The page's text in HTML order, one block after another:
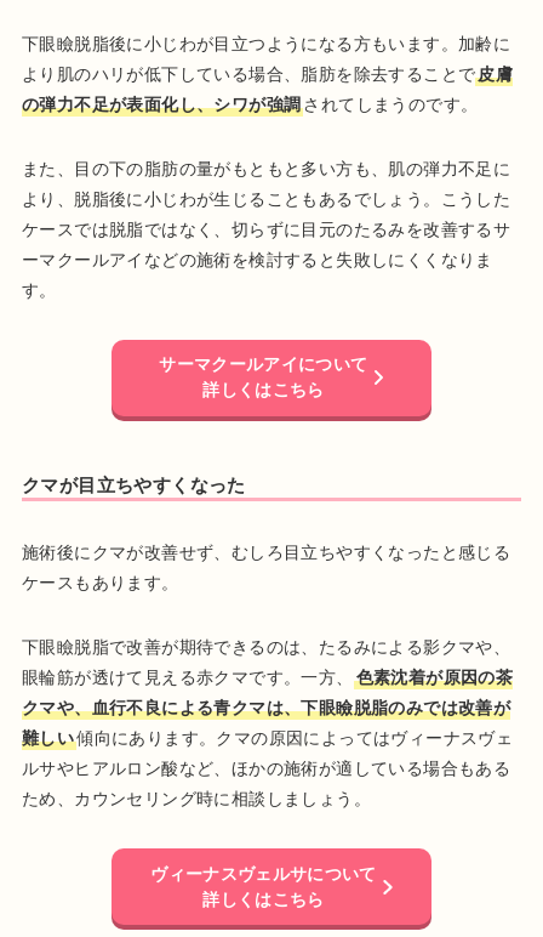
下眼瞼脱脂後に小じわが目立つようになる方もいます。加齢に
より肌のハリが低下している場合、脂肪を除去することで皮膚
の弾力不足が表面化し、シワが強調されてしまうのです。
また、目の下の脂肪の量がもともと多い方も、肌の弾力不足に
より、脱脂後に小じわが生じることもあるでしょう。こうした
ケースでは脱脂ではなく、切らずに目元のたるみを改善するサ
ーマクールアイなどの施術を検討すると失敗しにくくなりま
す。
サーマクールアイについて
詳しくはこちら
クマが目立ちやすくなった
施術後にクマが改善せず、むしろ目立ちやすくなったと感じる
ケースもあります。
下眼瞼脱脂で改善が期待できるのは、たるみによる影クマや、
眼輪筋が透けて見える赤クマです。一方、
色素沈着が原因の茶
クマや、血行不良による青クマは、下眼瞼脱脂のみでは改善が
難しい傾向にあります。クマの原因によってはヴィーナスヴェ
ルサやヒアルロン酸など、ほかの施術が適している場合もある
ため、カウンセリング時に相談しましょう。
ヴィーナスヴェルサについて
詳しくはこちら